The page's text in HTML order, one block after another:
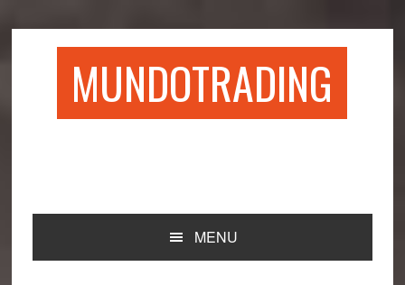
MUNDOTRADING
MENU